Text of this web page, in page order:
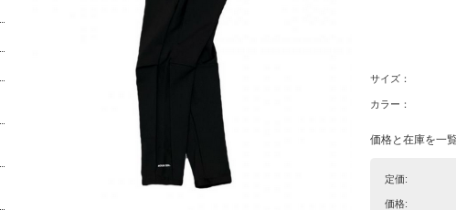
サイズ：
カラー：
価格と在庫を一
定価:
価格: